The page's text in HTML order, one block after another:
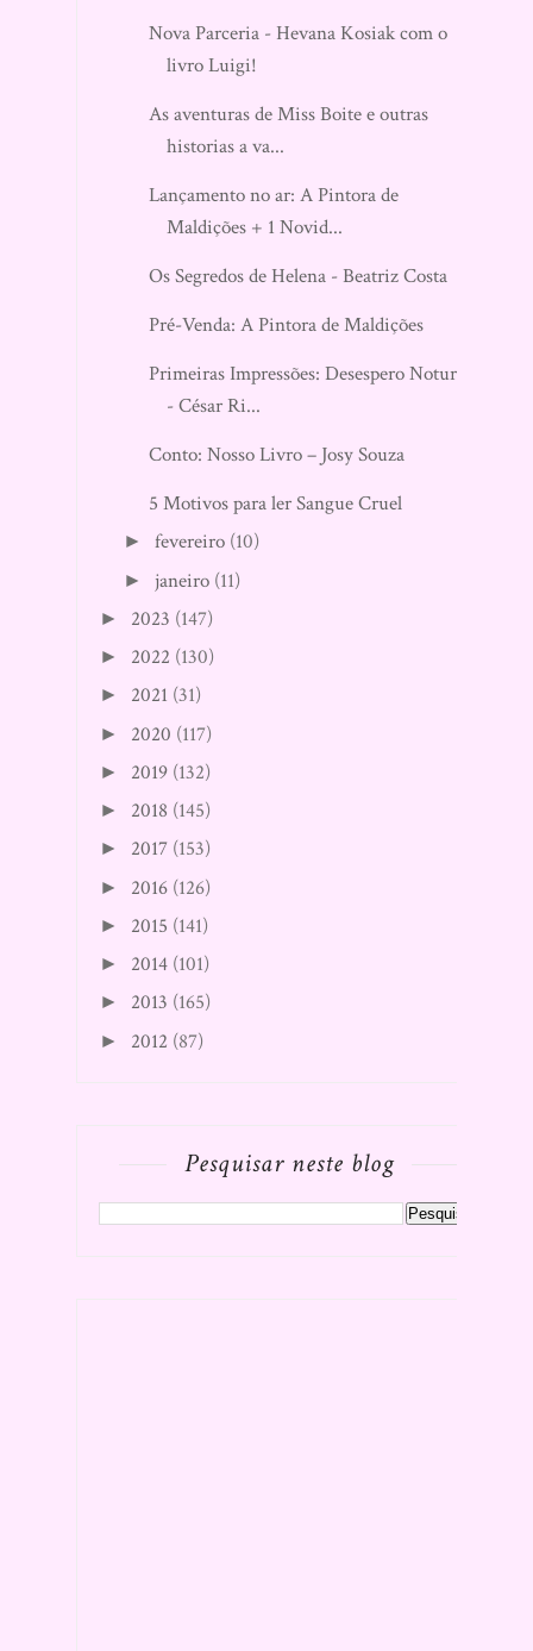
Nova Parceria - Hevana Kosiak com o
livro Luigi!
As aventuras de Miss Boite e outras
historias a va...
Lançamento no ar: A Pintora de
Maldições + 1 Novid...
Os Segredos de Helena - Beatriz Costa
Pré-Venda: A Pintora de Maldições
Primeiras Impressões: Desespero Noturno
- César Ri...
Conto: Nosso Livro – Josy Souza
5 Motivos para ler Sangue Cruel
►fevereiro (10)
► janeiro (11)
► 2023 (147)
► 2022 (130)
► 2021 (31)
► 2020 (117)
► 2019 (132)
► 2018 (145)
► 2017 (153)
► 2016 (126)
► 2015 (141)
► 2014 (101)
► 2013 (165)
► 2012 (87)
Pesquisar neste blog